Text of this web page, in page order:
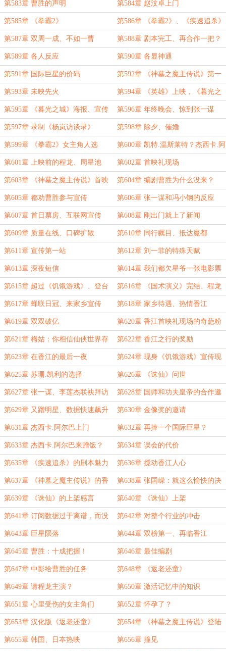
第583章 曹胜的声明 第584章 赵汶卓上门
第585章 《拳霸2》 第586章 《拳霸2》、《疾速追杀》
第587章 双周一成、不如一曹 第588章 剧本完工、再合作一把？
第589章 各人反应 第590章 各显神通
第591章 国际巨星的价码 第592章 《神墓之魔主传说》第一
支预告片
第593章 未映先火 第594章 《英雄》上映，《暮光之
城》引爆北美市场
第595章 《暮光之城》海报、宣传
片惊艳亮相
第596章 年终晚会、惊到张一谋
第597章 录制《杨岚访谈录》 第598章 除夕、催婚
第599章 《拳霸2》女主角人选 第600章 凯特.温斯莱特？杰西卡.阿
尔巴？
第601章 上映前的程龙、周星池 第602章 首映礼现场
第603章 《神墓之魔主传说》首映
现场
第604章 编剧曹胜为什么没来？
第605章 都劝曹胜参与宣传 第606章 张一谋和冯小钢的反应
第607章 首日票房、互联网宣传 第608章 刚出门就上了新闻
第609章 质量在线、口碑扩散 第610章 同行瞩目、抵达魔都
第611章 宣传第一站 第612章 刘一菲的特殊天赋
第613章 深夜短信 第614章 我们都欠星爷一张电影票
第615章 超过《饥饿游戏》、登台
《快乐大本营》
第616章 《国术演义》完结、程龙
来电
第617章 蝉联日冠、来家乡宣传 第618章 家乡待遇、热情香江
第619章 双双破亿 第620章 香江首映礼现场的奇葩粉
丝
第621章 梅姑：你相信仙侠世界存
在吗？
第622章 香江之行的奖励
第623章 在香江的最后一夜 第624章 现身《饥饿游戏》宣传现
场
第625章 苏珊.凯利的选择 第626章 《诛仙》问世
第627章 张一谋、李莲杰联袂拜访 第628章 国师和功夫皇帝的合作邀
请
第629章 又蹭明星、数据快速飙升 第630章 金像奖的邀请
第631章 杰西卡.阿尔巴上门 第632章 再捧一个国际巨星？
第633章 杰西卡.阿尔巴来蹭饭？ 第634章 误会的代价
第635章 《疾速追杀》的剧本魅力 第636章 搅动香江人心
第637章 《神墓之魔主传说》的香
江、湾湾票房
第638章 张国嵘：就这么愉快的决
定了
第639章 《诛仙》的上架感言 第640章 《诛仙》上架
第641章 订阅数据过于离谱，而没
人相信
第642章 对整个行业的冲击
第643章 巨星陨落 第644章 双榜第一、再临香江
第645章 曹胜：十成把握！ 第646章 最佳编剧
第647章 中影给曹胜的任务 第648章 《返老还童》
第649章 请程龙主演？ 第650章 激活记忆中的知识
第651章 心里受伤的女主角们 第652章 怀孕了？
第653章 汉化版《返老还童》 第654章 《神墓之魔主传说》登陆
东南亚
第655章 韩囯、日夲热映 第656章 撞见